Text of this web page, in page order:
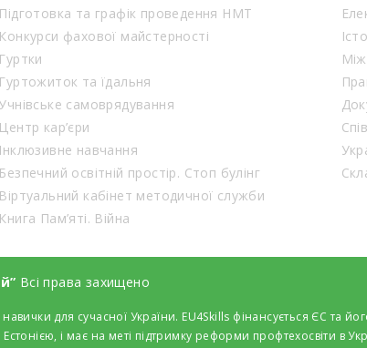
Підготовка та графік проведення НМТ
Конкурси фахової майстерності
Гуртки
Гуртожиток та їдальня
Учнівське самоврядування
Центр кар’єри
Інклюзивне навчання
Безпечний освітній простір. Стоп булінг
Віртуальний кабінет методичної служби
Книга Пам’яті. Війна
Всі права захищено
для сучасної України. EU4Skills фінансується ЄС
і має на меті підтримку реформи профтехосвіти в